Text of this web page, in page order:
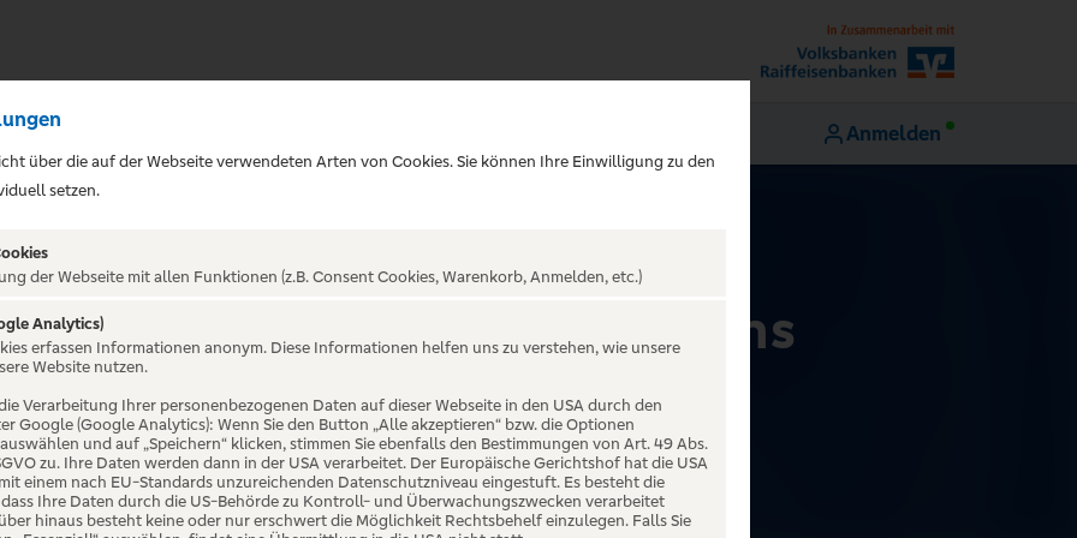
Anmelden
- Wonderworld - Aufbruch ins
über die auf der Webseite verwendeten Arten von Cookies. Sie können Ihre Einwilligung zu den
setzen.
der Webseite mit allen Funktionen (z.B. Consent Cookies, Warenkorb, Anmelden, etc.)
Analytics)
erfassen Informationen anonym. Diese Informationen helfen uns zu verstehen, wie unsere
Website nutzen.
Verarbeitung Ihrer personenbezogenen Daten auf dieser Webseite in den USA durch den
Google (Google Analytics): Wenn Sie den Button „Alle akzeptieren“ bzw. die Optionen
und auf „Speichern“ klicken, stimmen Sie ebenfalls den Bestimmungen von Art. 49 Abs.
zu. Ihre Daten werden dann in der USA verarbeitet. Der Europäische Gerichtshof hat die USA
einem nach EU-Standards unzureichenden Datenschutzniveau eingestuft. Es besteht die
Ihre Daten durch die US-Behörde zu Kontroll- und Überwachungszwecken verarbeitet
hinaus besteht keine oder nur erschwert die Möglichkeit Rechtsbehelf einzulegen. Falls Sie